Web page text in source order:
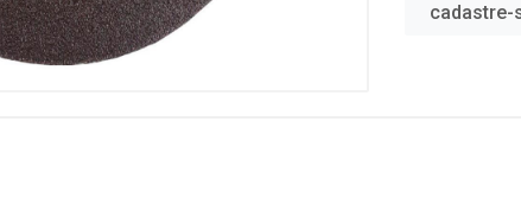
cadastre-